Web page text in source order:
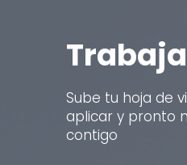
Sube tu hoja de
aplicar y pronto
contigo